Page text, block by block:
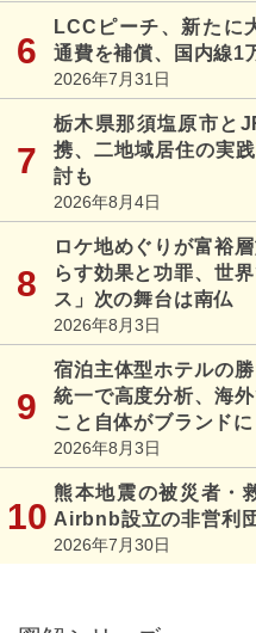
LCCピーチ、新たに
通費を補償、国内線1
2026年7月31日
栃木県那須塩原市と
携、二地域居住の実
討も
2026年8月4日
ロケ地めぐりが富裕
らす効果と功罪、世
ス」次の舞台は南仏
2026年8月3日
宿泊主体型ホテルの
統一で高度分析、海
こと自体がブランドに
2026年8月3日
熊本地震の被災者・
Airbnb設立の非営利
2026年7月30日